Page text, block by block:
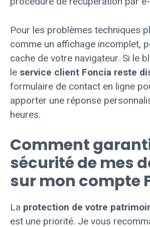
Pour les problèmes techniques
comme un affichage incomplet,
cache de votre navigateur. Si le
le service client Foncia reste
formulaire de contact en ligne
apporter une réponse
heures.
Comment
sécurité de mes
sur mon compte
La protection de votre
est une priorité. Je vous